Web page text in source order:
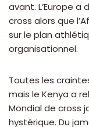
avant. L’Europe
cross alors que
sur le plan
organisationnel.
Toutes les
mais le Kenya a
Mondial de cross
hystérique. Du